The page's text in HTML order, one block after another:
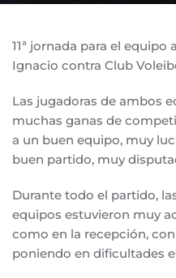
11ª jornada para el equipo
Ignacio contra Club
Las jugadoras de ambos
muchas ganas de
a un buen equipo, muy
buen partido, muy
Durante todo el partido,
equipos estuvieron muy
como en la recepción,
poniendo en dificultades